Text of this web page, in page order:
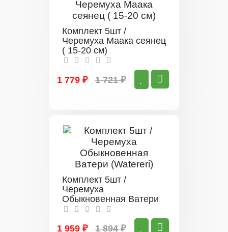
Комплект 5шт /
Черемуха Маака сеянец
( 15-20 см)
1 779 ₽ 1 721 ₽
Комплект 5шт /
Черемуха
Обыкновенная Ватери
(Watereri)
1 959 ₽
1 894 ₽